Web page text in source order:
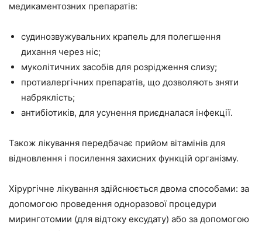
медикаментозних препаратів:
судинозвужувальних крапель для полегшення
дихання через ніс;
муколітичних засобів для розрідження слизу;
протиалергічних препаратів, що дозволяють зняти
набряклість;
антибіотиків, для усунення приєдналася інфекції.
Також лікування передбачає прийом вітамінів для
відновлення і посилення захисних функцій організму.
Хірургічне лікування здійснюється двома способами: за
допомогою проведення одноразової процедури
миринготомии (для відтоку ексудату) або за допомогою